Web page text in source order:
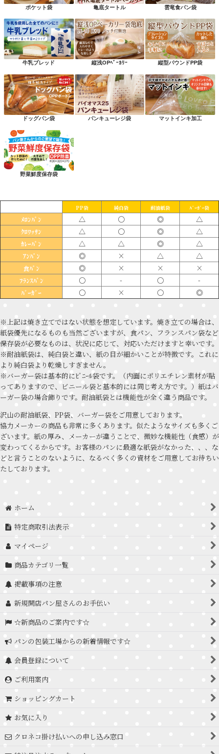
ポケット袋 亀底タートル 雲竜食パン袋
牛乳ブレッド 縦浅OPﾍﾞｰｶﾘｰ 縦型パウンドPP袋
ドッグパン袋 パンキューレジ袋 マットインキ加工
野菜鮮度保存袋
PP袋 純白袋 耐油紙袋 ﾊﾞｰｶﾞｰ袋
ﾒﾛﾝﾊﾟﾝ △ 〇 ◎ △
ｸﾛﾜｯｻﾝ △ 〇 ◎ △
ｶﾚｰﾊﾟﾝ △ △ ◎ △
ｱﾝﾊﾟﾝ ◎ × △ △
食ﾊﾟﾝ ◎ × × ×
ﾌﾗﾝｽﾊﾟﾝ 〇 - 〇 -
ﾊﾞｰｶﾞｰ 〇 × 〇 ◎
※上記は焼き立てではない状態を想定しています。焼き立ての場合は、
紙袋優先になるものも当然ございますが、食パン、フランスパン袋など
保存袋が必要なものは、状況に応じて、対応いただけますと幸いです。
※耐油紙袋は、純白袋と違い、紙の目が細かいことが特徴です。これに
より純白袋より乾燥しすぎません。
※バーガー袋は基本的にﾋﾞﾆｰﾙ袋です。（内面にポリエチレン素材が貼
ってありますので、ビニール袋と基本的には同じ考え方です。）紙はバ
ーガー袋の場合飾りです。耐油紙袋とは機能性が全く違う商品です。
沢山の耐油紙袋、PP袋、バーガー袋をご用意しております。
協力メーカーの商品も非常に多くあります。似たようなサイズも多くご
ざいます。紙の厚み、メーカーが違うことで、微妙な機能性（食感）が
変わってくるからです。お客様のパンに最適な紙袋がなかった、、、な
どと言うことのないように、なるべく多くの資材をご用意してお待ちい
たしております。
ホーム
特定商取引法表示
マイページ
商品カテゴリ一覧
掲載事項の注意
新規開店パン屋さんのお手伝い
☆新商品のご案内です☆
パンの包装工場からの新着情報です☆
会員登録について
ご利用案内
ショッピングカート
お気に入り
クロネコ掛け払いへの申し込み窓口